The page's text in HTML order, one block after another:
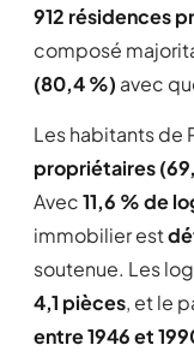
912 résidences
composé
(80,4 %) avec
Les habitants de
propriétaires
Avec11,6 % de
immobilier est
soutenue. Les
4,1 pièces, et le
entre 1946 et